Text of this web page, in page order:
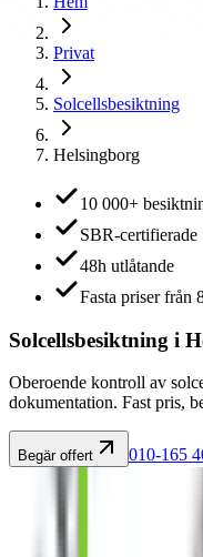
Privat
Solcellsbesiktning
Helsingborg
10 000+
SBR-certifierade
48h utlåtande
Fasta priser från
Solcellsbesiktning i
Oberoende kontroll av
dokumentation. Fast pris,
Begär offert 010-165